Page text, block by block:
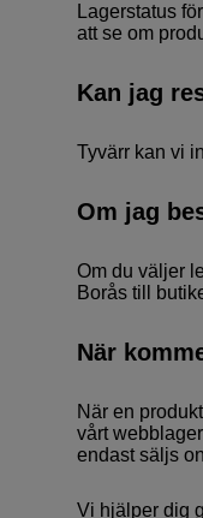
Lagerstatus
att se om
Kan jag
Tyvärr kan vi
Om jag
Om du väljer
Borås till
När
När en
vårt
endast säljs
Vi hjälper dig